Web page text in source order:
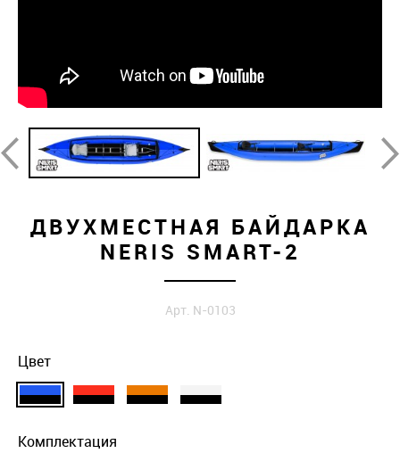
ДВУХМЕСТНАЯ БАЙДАРКА
NERIS SMART-2
Арт. N-0103
Цвет
Комплектация